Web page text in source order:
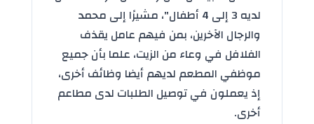
لديه 3 إلى 4 أطفال"، مشيرًا إلى محمد
والرجال الآخرين، بمن فيهم عامل يقذف
الفلافل في وعاء من الزيت، علما بأن جميع
موظفي المطعم لديهم أيضا وظائف أخرى،
إذ يعملون في توصيل الطلبات لدى مطاعم
أخرى.